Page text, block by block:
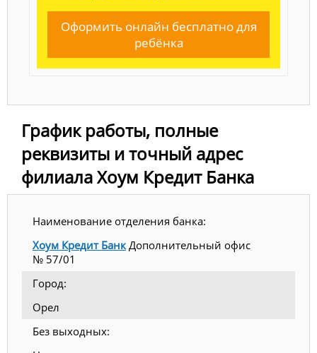
Оформить онлайн бесплатно для
ребёнка
График работы, полные
реквизиты и точный адрес
филиала Хоум Кредит Банка
Наименование отделения банка:
Хоум Кредит БанкДополнительный офис
№ 57/01
Город:
Орел
Без выходных: